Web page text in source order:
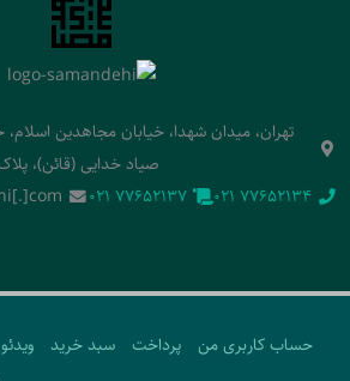
تهران، میدان شهدا، خیابان مجاهدین اسلام،
صیاد خدایی (قائن)،
‭021 77652134‬
‭021 77652137‬
حساب کاربری من پرداخت سبد خرید ویدئو